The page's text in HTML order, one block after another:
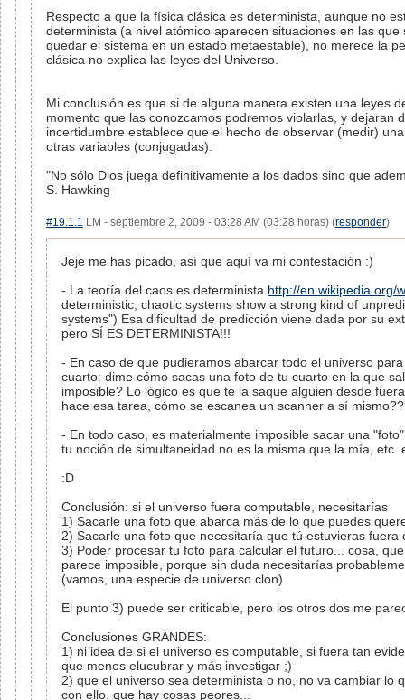
Respecto a que la física clásica es determinista, aunque no
determinista (a nivel atómico aparecen situaciones en las
quedar el sistema en un estado metaestable), no merece la
clásica no explica las leyes del Universo.
Mi conclusión es que si de alguna manera existen una leyes
momento que las conozcamos podremos violarlas, y dejaran
incertidumbre establece que el hecho de observar (medir)
otras variables (conjugadas).
"No sólo Dios juega definitivamente a los dados sino que
S. Hawking
#19.1.1 LM - septiembre 2, 2009 - 03:28 AM (03:28 horas) (responder)
Jeje me has picado, así que aquí va mi contestación :)
- La teoría del caos es determinista http://en.wikipedia.org/
deterministic, chaotic systems show a strong kind of
systems") Esa dificultad de predicción viene dada por su
pero SÍ ES DETERMINISTA!!!
- En caso de que pudieramos abarcar todo el universo
cuarto: dime cómo sacas una foto de tu cuarto en la que
imposible? Lo lógico es que te la saque alguien desde
hace esa tarea, cómo se escanea un scanner a sí
- En todo caso, es materialmente imposible sacar una
tu noción de simultaneidad no es la misma que la mía, etc.
:D
Conclusión: si el universo fuera computable, necesitarías
1) Sacarle una foto que abarca más de lo que puedes
2) Sacarle una foto que necesitaría que tú estuvieras fuera
3) Poder procesar tu foto para calcular el futuro... cosa,
parece imposible, porque sin duda necesitarías
(vamos, una especie de universo clon)
El punto 3) puede ser criticable, pero los otros dos me
Conclusiones GRANDES:
1) ni idea de si el universo es computable, si fuera tan
que menos elucubrar y más investigar ;)
2) que el universo sea determinista o no, no va cambiar lo
con ello, que hay cosas peores...